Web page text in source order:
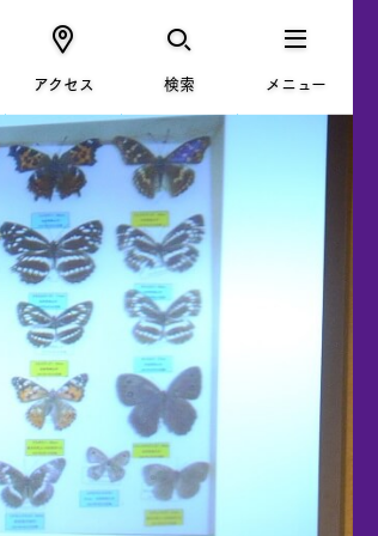
アクセス 検索 メニュー